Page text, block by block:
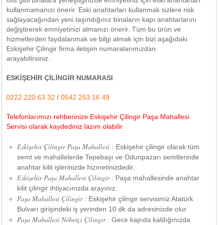
kullanmamanızı önerir. Eski anahtarları kullanmak sizlere risk
sağlayacağından yeni taşındığınız binaların kapı anahtarlarını
değiştirerek emniyetinizi almanızı önerir. Tüm bu ürün ve
hizmetlerden faydalanmak ve bilgi almak için bizi aşağıdaki
Eskişehir Çilingir firma iletişim numaralarımızdan
arayabilirsiniz.
ESKİŞEHİR ÇİLİNGİR NUMARASI
0222 220 63 32 /0542 253 16 49
Telefonlarımızı rehberinize Eskişehir Çilingir Paşa Mahallesi
Servisi olarak kaydediniz lazım olabilir
Eskişehir Çilingir Paşa Mahallesi : Eskişehir çilingir olarak tüm
semt ve mahallelerde Tepebaşı ve Odunpazarı semtlerinde
anahtar kilit işlerinizde hizmetinizdedir.
Eskişehir Paşa Mahallesi Çilingir: Paşa mahallesinde anahtar
kilit çilingir ihtiyacınızda arayınız.
Paşa Mahallesi Çilingir: Eskişehir çilingir servisimiz Atatürk
Bulvarı girişindeki iş yerinden 10 dk da adresinizde olur.
Paşa Mahallesi Nöbetçi Çilingir: Gece kapıda kaldığınızda